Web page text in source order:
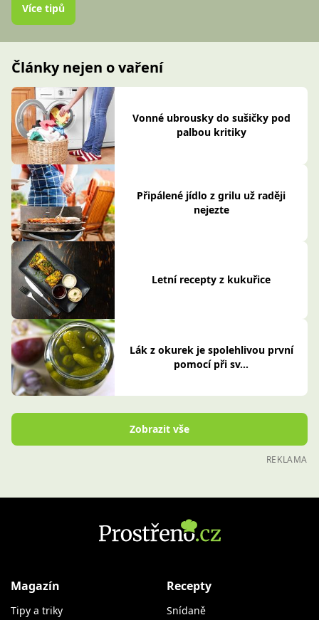
Více tipů
Články nejen o vaření
Vonné ubrousky do sušičky pod
palbou kritiky
Připálené jídlo z grilu už raději
nejezte
Letní recepty z kukuřice
Lák z okurek je spolehlivou první
pomocí při sv...
Zobrazit vše
REKLAMA
Magazín
Tipy a triky
Recepty
Snídaně